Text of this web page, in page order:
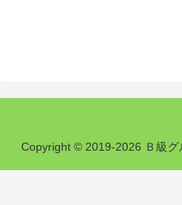
Copyright © 2019-2026 Ｂ級